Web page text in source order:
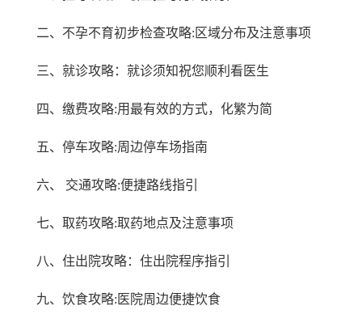
二、不孕不育初步检查攻略:区域分布及注意事项
三、就诊攻略：就诊须知祝您顺利看医生
四、缴费攻略:用最有效的方式，化繁为简
五、停车攻略:周边停车场指南
六、 交通攻略:便捷路线指引
七、取药攻略:取药地点及注意事项
八、住出院攻略：住出院程序指引
九、饮食攻略:医院周边便捷饮食